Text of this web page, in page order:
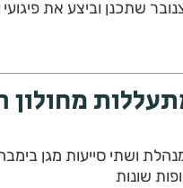
שתכנן וביצע את פיגועי
מחולון
ושתי סייעות מגן
שונות